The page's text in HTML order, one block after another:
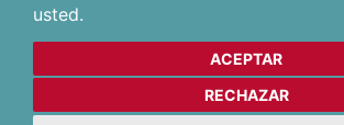
usted.
ACEPTAR
RECHAZAR